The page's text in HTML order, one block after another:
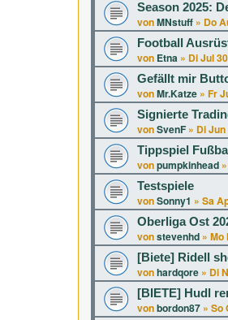
Season 2025:
vonMNstuff » Do
Football
von Etna » Di Jul
Gefällt mir
vonMr.Katze » Fr
Signierte
vonSvenF » Di
Tippspiel
vonpumpkinhead »
Testspiele
vonSonny1 » Sa
Oberliga Ost
vonstevenhd » Mo
[Biete] Ridell
vonhardqore » Di
[BIETE] Hudl
vonbordon87 » So